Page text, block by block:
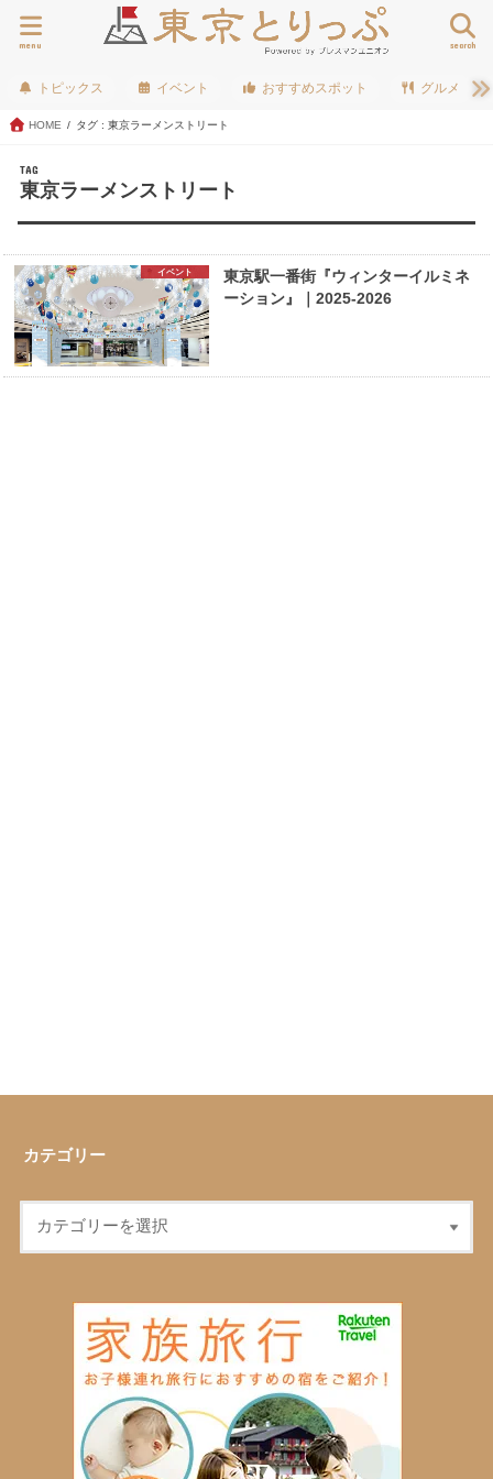
search
menu
トピックス イベント おすすめスポット グルメ
HOME タグ : 東京ラーメンストリート
TAG
東京ラーメンストリート
イベント
東京駅一番街『ウィンターイルミネ
ーション』｜2025-2026
カテゴリー